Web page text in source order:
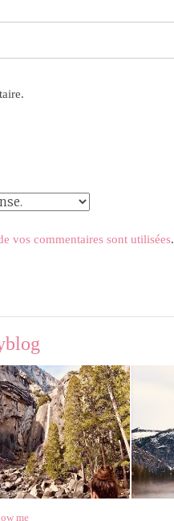
vos commentaires sont utilisées.
me